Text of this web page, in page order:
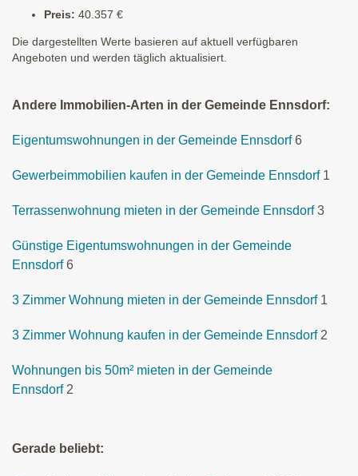
Preis: 40.357 €
Die dargestellten Werte basieren auf aktuell verfügbaren
Angeboten und werden täglich aktualisiert.
Andere Immobilien-Arten in der Gemeinde Ennsdorf:
Eigentumswohnungen in der Gemeinde Ennsdorf 6
Gewerbeimmobilien kaufen in der Gemeinde Ennsdorf 1
Terrassenwohnung mieten in der Gemeinde Ennsdorf 3
Günstige Eigentumswohnungen in der Gemeinde
Ennsdorf 6
3 Zimmer Wohnung mieten in der Gemeinde Ennsdorf 1
3 Zimmer Wohnung kaufen in der Gemeinde Ennsdorf 2
Wohnungen bis 50m² mieten in der Gemeinde
Ennsdorf 2
Gerade beliebt: